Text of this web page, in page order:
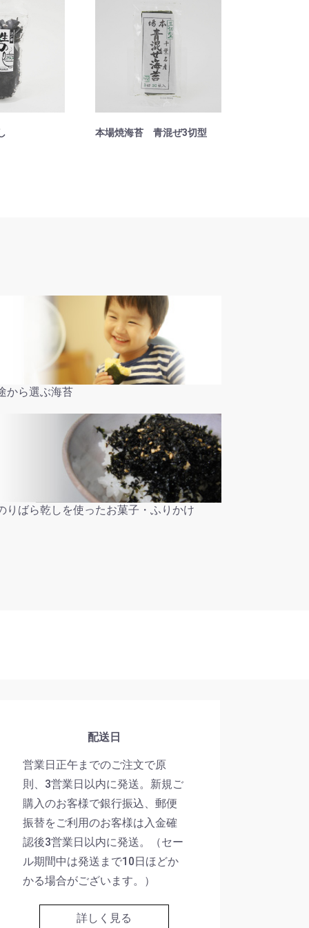
本場焼海苔 青混ぜ3切型
から選ぶ海苔
りばら乾しを使ったお菓子・ふりかけ
配送日
営業日正午までのご注文で原
則、3営業日以内に発送。新規ご
購入のお客様で銀行振込、郵便
振替をご利用のお客様は入金確
認後3営業日以内に発送。（セー
ル期間中は発送まで10日ほどか
かる場合がございます。）
詳しく見る